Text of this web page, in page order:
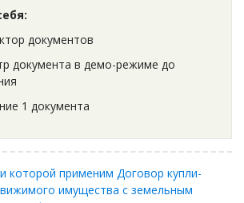
документов
документа в демо-режиме до
1 документа
которой применим Договор купли-
имущества с земельным